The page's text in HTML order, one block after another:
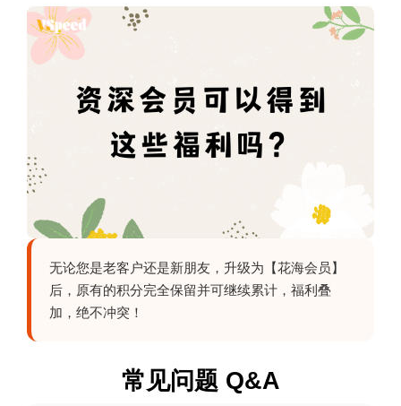
无论您是老客户还是新朋友，升级为【花海会员】
后，原有的积分完全保留并可继续累计，福利叠
加，绝不冲突！
常见问题 Q&A